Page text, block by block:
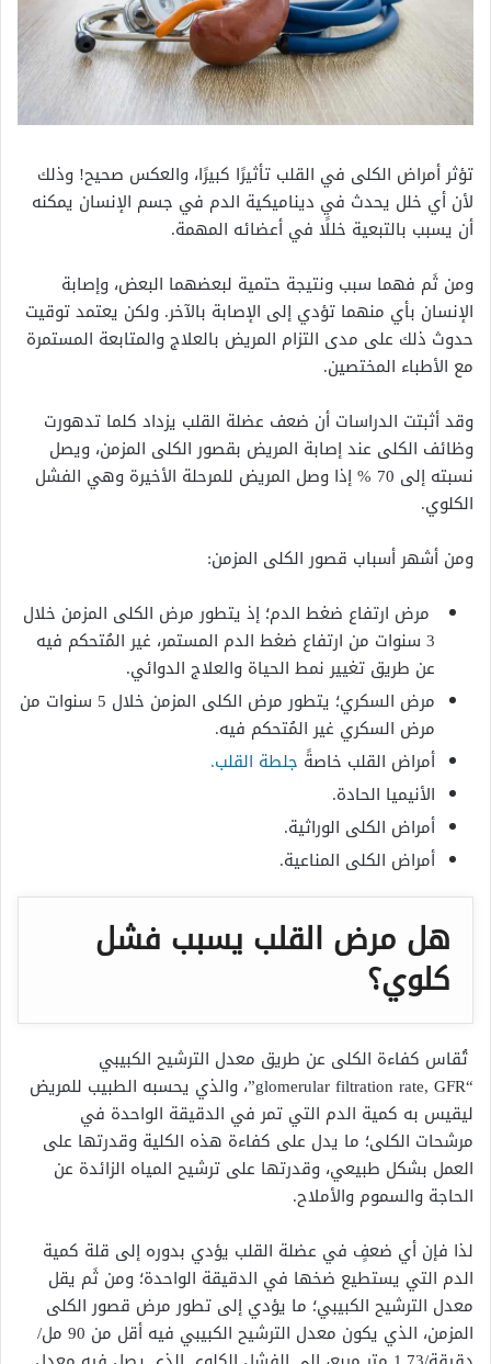
تؤثر أمراض الكلى في القلب تأثيرًا كبيرًا، والعكس صحيح! وذلك
لأن أي خلل يحدث في ديناميكية الدم في جسم الإنسان يمكنه
أن يسبب بالتبعية خللًا في أعضائه المهمة.
ومن ثَم فهما سبب ونتيجة حتمية لبعضهما البعض، وإصابة
الإنسان بأي منهما تؤدي إلى الإصابة بالآخر. ولكن يعتمد توقيت
حدوث ذلك على مدى التزام المريض بالعلاج والمتابعة المستمرة
مع الأطباء المختصين.
وقد أثبتت الدراسات أن ضعف عضلة القلب يزداد كلما تدهورت
وظائف الكلى عند إصابة المريض بقصور الكلى المزمن، ويصل
نسبته إلى 70 % إذا وصل المريض للمرحلة الأخيرة وهي الفشل
الكلوي.
ومن أشهر أسباب قصور الكلى المزمن:
مرض ارتفاع ضغط الدم؛ إذ يتطور مرض الكلى المزمن خلال
3 سنوات من ارتفاع ضغط الدم المستمر، غير المُتحكم فيه
عن طريق تغيير نمط الحياة والعلاج الدوائي.
مرض السكري؛ يتطور مرض الكلى المزمن خلال 5 سنوات من
مرض السكري غير المُتحكم فيه.
أمراض القلب خاصةً جلطة القلب.
الأنيميا الحادة.
أمراض الكلى الوراثية.
أمراض الكلى المناعية.
هل مرض القلب يسبب فشل
كلوي؟
تُقاس كفاءة الكلى عن طريق معدل الترشيح الكبيبي
“glomerular filtration rate, GFR”، والذي يحسبه الطبيب للمريض
ليقيس به كمية الدم التي تمر في الدقيقة الواحدة في
مرشحات الكلى؛ ما يدل على كفاءة هذه الكلية وقدرتها على
العمل بشكل طبيعي، وقدرتها على ترشيح المياه الزائدة عن
الحاجة والسموم والأملاح.
لذا فإن أي ضعفٍ في عضلة القلب يؤدي بدوره إلى قلة كمية
الدم التي يستطيع ضخها في الدقيقة الواحدة؛ ومن ثَم يقل
معدل الترشيح الكبيبي؛ ما يؤدي إلى تطور مرض قصور الكلى
المزمن، الذي يكون معدل الترشيح الكبيبي فيه أقل من 90 مل/